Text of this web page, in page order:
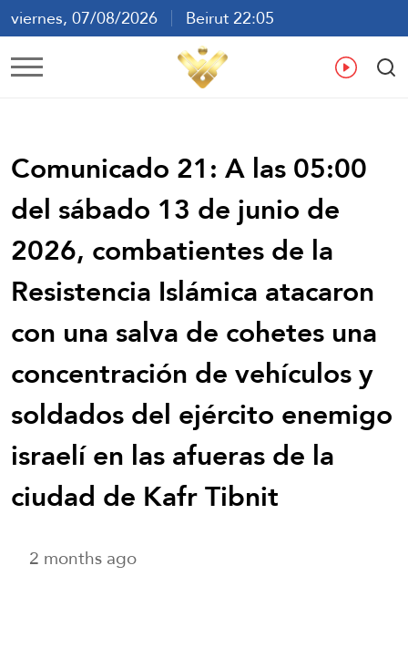
viernes, 07/08/2026
Beirut 22:05
ع En
Comunicado 21: A las 05:00
del sábado 13 de junio de
2026, combatientes de la
Resistencia Islámica atacaron
con una salva de cohetes una
concentración de vehículos y
soldados del ejército enemigo
israelí en las afueras de la
ciudad de Kafr Tibnit
2 months ago